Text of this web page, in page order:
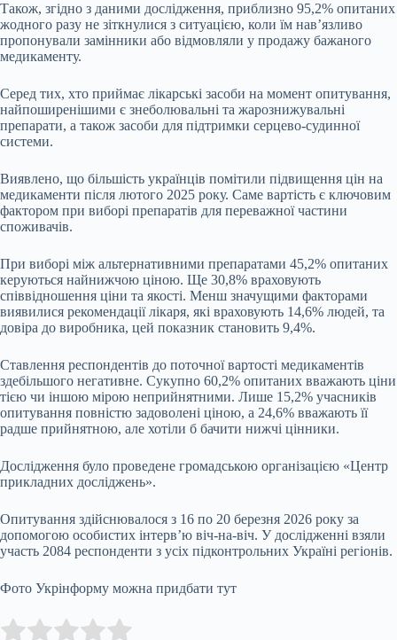
Також, згідно з даними дослідження, приблизно 95,2% опитаних
жодного разу не зіткнулися з ситуацією, коли їм нав’язливо
пропонували замінники або відмовляли у продажу бажаного
медикаменту.
Серед тих, хто приймає лікарські засоби на момент опитування,
найпоширенішими є знеболювальні та жарознижувальні
препарати, а також засоби для підтримки серцево-судинної
системи.
Виявлено, що більшість українців помітили підвищення цін на
медикаменти після лютого 2025 року. Саме вартість є ключовим
фактором при виборі препаратів для переважної частини
споживачів.
При виборі між альтернативними препаратами 45,2% опитаних
керуються найнижчою ціною. Ще 30,8% враховують
співвідношення ціни та якості. Менш значущими факторами
виявилися рекомендації лікаря, які враховують 14,6% людей, та
довіра до виробника, цей показник становить 9,4%.
Ставлення респондентів до поточної вартості медикаментів
здебільшого негативне. Сукупно 60,2% опитаних вважають ціни
тією чи іншою мірою неприйнятними. Лише 15,2% учасників
опитування повністю задоволені ціною, а 24,6% вважають її
радше прийнятною, але хотіли б бачити нижчі цінники.
Дослідження було проведене громадською організацією «Центр
прикладних досліджень».
Опитування здійснювалося з 16 по 20 березня 2026 року за
допомогою особистих інтерв’ю віч-на-віч. У дослідженні взяли
участь 2084 респонденти з усіх підконтрольних Україні регіонів.
Фото Укрінформу можна придбати тут
Rate this item: